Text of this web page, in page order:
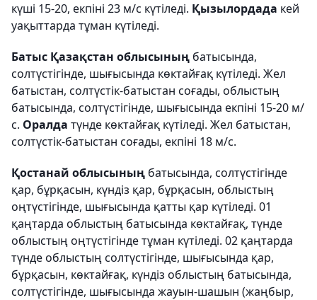
күші 15-20, екпіні 23 м/с күтіледі. Қызылордада кей
уақыттарда тұман күтіледі.
Батыс Қазақстан облысының батысында,
солтүстігінде, шығысында көктайғақ күтіледі. Жел
батыстан, солтүстік-батыстан соғады, облыстың
батысында, солтүстігінде, шығысында екпіні 15-20 м/
с. Оралда түнде көктайғақ күтіледі. Жел батыстан,
солтүстік-батыстан соғады, екпіні 18 м/с.
Қостанай облысының батысында, солтүстігінде
қар, бұрқасын, күндіз қар, бұрқасын, облыстың
оңтүстігінде, шығысында қатты қар күтіледі. 01
қаңтарда облыстың батысында көктайғақ, түнде
облыстың оңтүстігінде тұман күтіледі. 02 қаңтарда
түнде облыстың солтүстігінде, шығысында қар,
бұрқасын, көктайғақ, күндіз облыстың батысында,
солтүстігінде, шығысында жауын-шашын (жаңбыр,